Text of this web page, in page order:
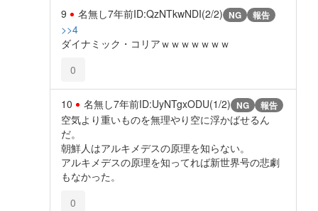
9 名無し7年前ID:QzNTkwNDI(2/2) NG 報告
>>4
ダイナミック・コリアｗｗｗｗｗｗｗ
0
10 名無し7年前ID:UyNTgxODU(1/2) NG 報告
空気より重いものを無理やり空に浮かばせるん
だ。
朝鮮人はアルキメデスの原理を知らない。
アルキメデスの原理を知ってれば新世界号の悲劇
もなかった。
0